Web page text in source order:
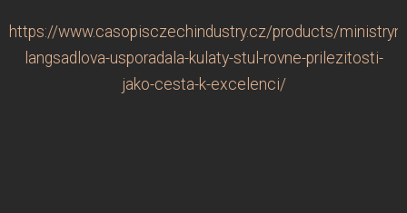
https://www.casopisczechindustry.cz/products/
langsadlova-usporadala-kulaty-stul-rovne-prilezitosti-
jako-cesta-k-excelenci/